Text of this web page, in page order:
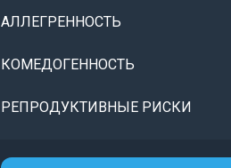
АЛЛЕГРЕННОСТЬ
КОМЕДОГЕННОСТЬ
РЕПРОДУКТИВНЫЕ РИСКИ